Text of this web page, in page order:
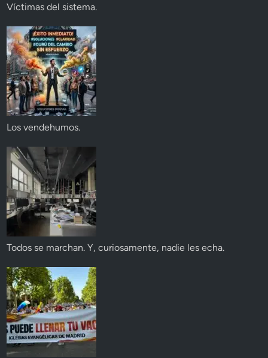
Víctimas del sistema.
Los vendehumos.
Todos se marchan. Y, curiosamente, nadie les echa.